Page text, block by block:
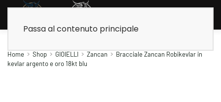
Passa al contenuto principale
Home Shop GIOIELLI Zancan
Bracciale Zancan Robikevlar in
kevlar argento e oro 18kt blu